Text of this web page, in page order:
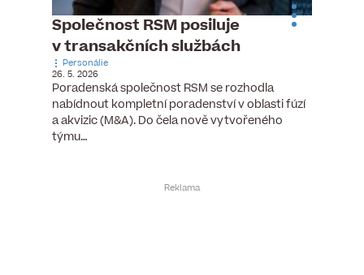
Společnost RSM posiluje
v transakčních službách
Personálie
26. 5. 2026
Poradenská společnost RSM se rozhodla
nabídnout kompletní poradenství v oblasti fúzí
a akvizic (M&A). Do čela nově vytvořeného
týmu…